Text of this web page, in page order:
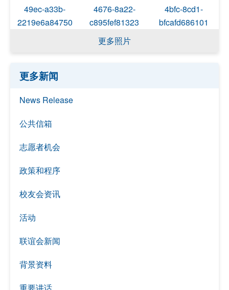
更多照片
更多新闻
News Release
公共信箱
志愿者机会
政策和程序
校友会资讯
活动
联谊会新闻
背景资料